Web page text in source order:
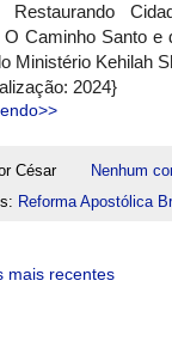
Restaurando
O Caminho Santo
Ministério Kehilah
2024}
César
Nenhum
Reforma Apostólica
mais recentes